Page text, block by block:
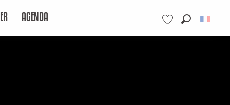
Voir les favoris
AGENDA